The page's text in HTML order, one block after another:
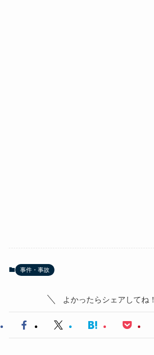
事件・事故
よかったらシェアしてね！